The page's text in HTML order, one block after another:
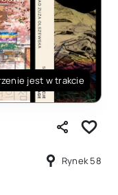
jest w trakcie
Rynek 58